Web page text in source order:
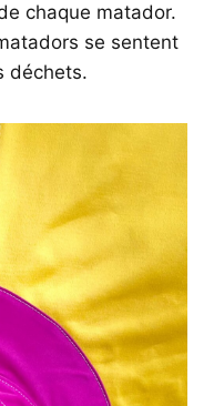
chaque matador.
se sentent
déchets.